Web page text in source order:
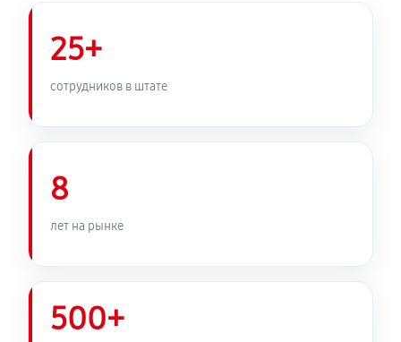
25+
сотрудников в штате
8
лет на рынке
500+